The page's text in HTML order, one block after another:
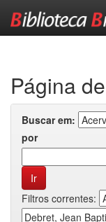
Página
Buscar em:
por
Filtros correntes: